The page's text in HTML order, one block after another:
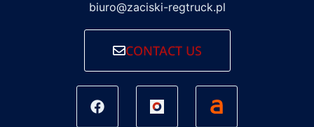
biuro@zaciski-regtruck.pl
CONTACT US